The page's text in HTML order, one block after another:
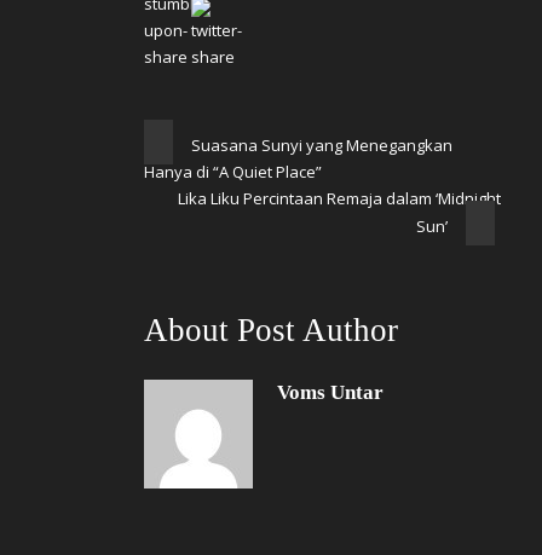
Suasana Sunyi yang Menegangkan
Hanya di “A Quiet Place”
Lika Liku Percintaan Remaja dalam ‘Midnight
Sun’
About Post Author
Voms Untar